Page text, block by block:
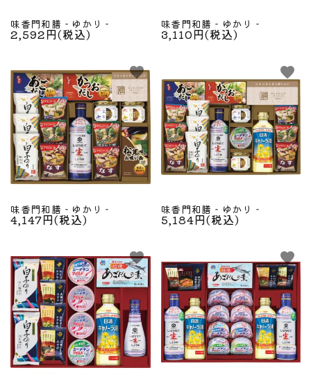
味香門和膳‐ゆかり‐
2,592円(税込)
味香門和膳‐ゆかり‐
3,110円(税込)
味香門和膳‐ゆかり‐
4,147円(税込)
favorite
味香門和膳‐ゆかり‐
5,184円(税込)
favorite
favorite favorite